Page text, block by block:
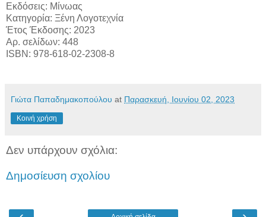
Εκδόσεις: Μίνωας
Κατηγορία: Ξένη Λογοτεχνία
Έτος Έκδοσης: 2023
Αρ. σελίδων: 448
ISBN: 978-618-02-2308-8
Γιώτα Παπαδημακοπούλου at Παρασκευή, Ιουνίου 02, 2023
Κοινή χρήση
Δεν υπάρχουν σχόλια:
Δημοσίευση σχολίου